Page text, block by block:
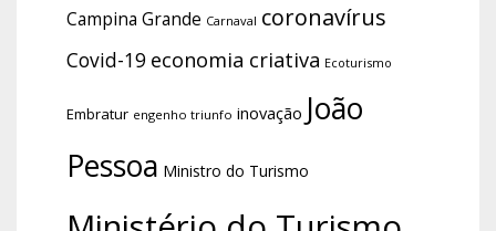
Campina Grande Carnaval coronavírus
Covid-19 economia criativa Ecoturismo
Embratur engenho triunfo inovação João
Pessoa Ministro do Turismo